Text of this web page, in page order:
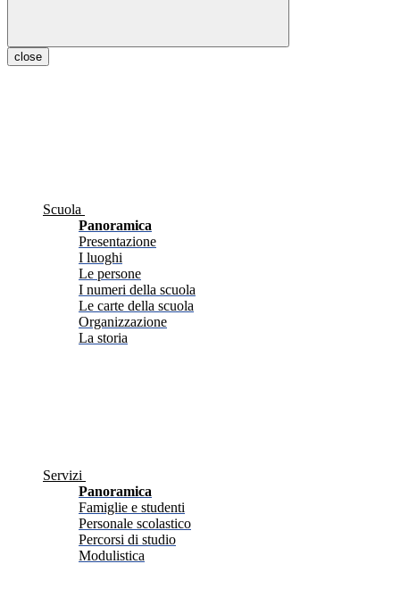
close
Scuola
Panoramica
Presentazione
I luoghi
Le persone
I numeri della scuola
Le carte della scuola
Organizzazione
La storia
Servizi
Panoramica
Famiglie e studenti
Personale scolastico
Percorsi di studio
Modulistica